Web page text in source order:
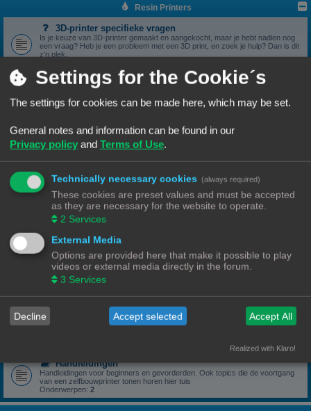
Resin Printers
3D-printer specifieke vragen
Is je keuze van 3D-printer gemaakt en aangekocht, maar je hebt nadien nog
een vraag? Heb je een probleem met een 3D print, en zoek je hulp? Dan is dit
z'n plek.
3D print resultaten
Onderwerpen:6
Heb je een vraag omtrent je slicer software, we zien het graag hier
Onderwerpen:5
Handleidingen voor beginners & gevorderden
Zelfbouwprinters
Vragen rond de opbouw en het gebruik van een zelfbouw
printer horen hier.
Wil je zelf een printer bouwen, heb je er eentje gebouwd en zit je met een
vraag. Dan is dit z'n plek.
Onderwerpen:13
Onderdelen
onderdeel? Dan is dit z'n plek.
Onderwerpen:
Handleidingen
Handleidingen voor beginners en gevorderden. Ook topics die de voortgang
van een zelfbouwprinter tonen horen hier tuis
Onderwerpen: 2
Settings for the Cookie´s
The settings for cookies can be made here, which may be set.
General notes and information can be found in our
Privacy policy and Terms of Use.
Technically necessary cookies (always required)
These cookies are preset values and must be accepted
as they are necessary for the website to operate.
2 Services
External Media
Options are provided here that make it possible to play
videos or external media directly in the forum.
3 Services
Decline Accept selected Accept All
Realized with Klaro!